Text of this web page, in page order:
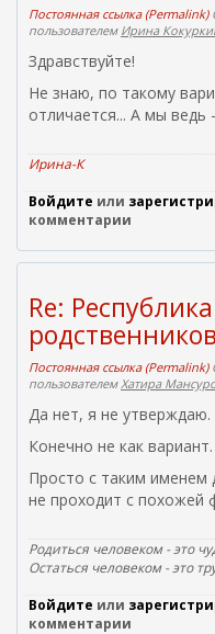
а
Постоянная ссылка (Permalink)
пользователем Ирина
Здравствуйте!
Не знаю, по такому
отличается... А мы ведь
Ирина-К
Войдите или
комментарии
Re:
Постоянная ссылка (Permalink)
пользователемХатира
Да нет, я не утверждаю.
Конечно не как вариант.
Просто с таким именем
не проходит с похожей
Родиться человеком - это
Остаться человеком - это
Войдите или
комментарии